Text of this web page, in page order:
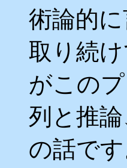
術論的
取り続
がこの
列と推
の話で